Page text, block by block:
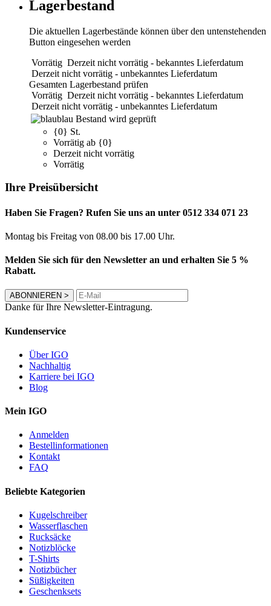
Lagerbestand
Die aktuellen Lagerbestände können über den untenstehenden
Button eingesehen werden
Vorrätig Derzeit nicht vorrätig - bekanntes Lieferdatum
Derzeit nicht vorrätig - unbekanntes Lieferdatum
Gesamten Lagerbestand prüfen
Vorrätig Derzeit nicht vorrätig - bekanntes Lieferdatum
Derzeit nicht vorrätig - unbekanntes Lieferdatum
blau Bestand wird geprüft
{0} St.
Vorrätig ab {0}
Derzeit nicht vorrätig
Vorrätig
Ihre Preisübersicht
Haben Sie Fragen? Rufen Sie uns an unter 0512 334 071 23
Montag bis Freitag von 08.00 bis 17.00 Uhr.
Melden Sie sich für den Newsletter an und erhalten Sie 5 %
Rabatt.
ABONNIEREN >
Danke für Ihre Newsletter-Eintragung.
Kundenservice
Über IGO
Nachhaltig
Karriere bei IGO
Blog
Mein IGO
Anmelden
Bestellinformationen
Kontakt
FAQ
Beliebte Kategorien
Kugelschreiber
Wasserflaschen
Rucksäcke
Notizblöcke
T-Shirts
Notizbücher
Süßigkeiten
Geschenksets